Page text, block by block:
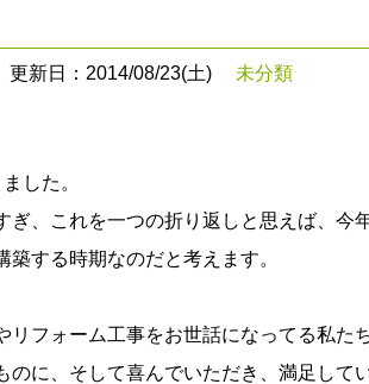
更新日：2014/08/23(土) 未分類
した。
、これを一つの折り返しと思えば、今
する時期なのだと考えます。
フォーム工事をお世話になってる私た
のに、そして喜んでいただき、満足して